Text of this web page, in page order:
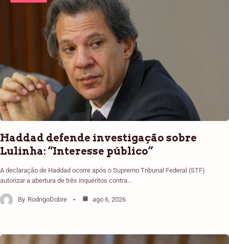
Haddad defende investigação sobre
Lulinha: “Interesse público”
A declaração de Haddad ocorre após o Supremo Tribunal Federal (STF)
autorizar a abertura de três inquéritos contra…
By RodrigoDobre ago 6, 2026